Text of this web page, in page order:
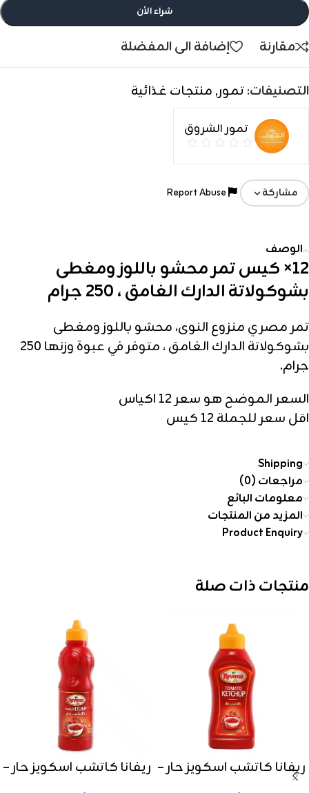
شراء الأن
مقارنة إضافة الى المفضلة
التصنيفات:تمور, منتجات غذائية
تمور الشروق
مشاركة
الوصف
12× كيس تمر محشو باللوز ومغطى
بشوكولاتة الدارك الغامق ، 250 جرام
تمر مصري منزوع النوى، محشو باللوز ومغطى
بشوكولاتة الدارك الغامق ، متوفر في عبوة وزنها 250
جرام.
السعر الموضح هو سعر 12 اكياس
اقل سعر للجملة 12 كيس
Shipping
مراجعات (0)
معلومات البائع
المزيد من المنتجات
Product Enquiry
منتجات ذات صلة
ريفانا كاتشب اسكويز حار –
350 جرام
ريفانا كاتشب اسكويز حار –